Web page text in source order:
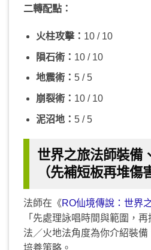
二轉配點：
火柱攻擊： 10 / 10
隕石術： 10 / 10
地震術： 5 / 5
崩裂術： 10 / 10
泥沼地： 5 / 5
世界之旅法師裝備
（先補短板再堆傷
法師在《RO仙境傳說：世界
「先處理詠唱時間與範圍，
法／火地法角度為你介紹裝